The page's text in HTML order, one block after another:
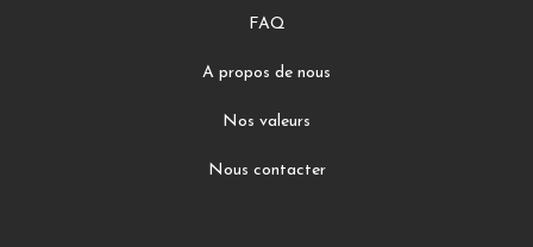
FAQ
A propos de nous
Nos valeurs
Nous contacter